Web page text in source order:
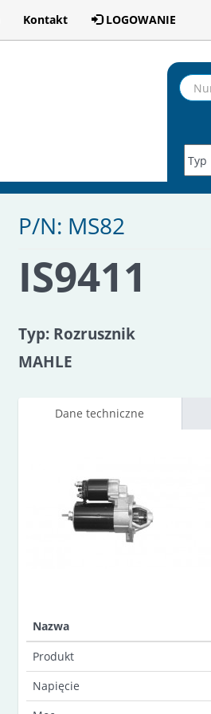
Kontakt LOGOWANIE
P/N: MS82
IS9411
Typ: Rozrusznik
MAHLE
Dane techniczne
Nazwa
Produkt
Napięcie